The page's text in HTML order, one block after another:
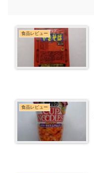
食品レビュー
食品レビュー